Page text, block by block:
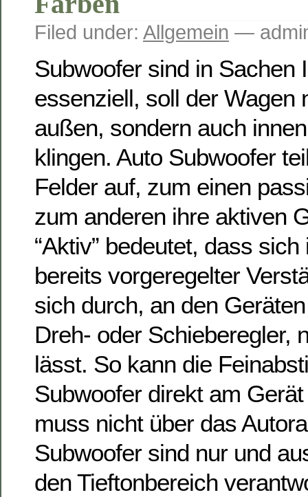
Filed under: Allgemein —
Subwoofer sind in Sachen
essenziell, soll der Wagen
außen, sondern auch
klingen. Auto Subwoofer
Felder auf, zum einen
zum anderen ihre aktiven
“Aktiv” bedeutet, dass
bereits vorgeregelter
sich durch, an den
Dreh- oder Schieberegler,
lässt. So kann die
Subwoofer direkt am
muss nicht über das
Subwoofer sind nur und
den Tieftonbereich